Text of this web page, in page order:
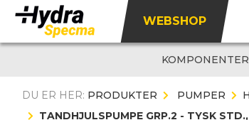
WEBSHOP
KOMPONENTER
DU ER HER: PRODUKTER PUMPER
TANDHJULSPUMPE GRP.2 - TYSK